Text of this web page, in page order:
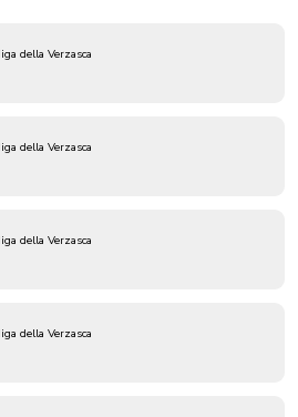
della Verzasca
della Verzasca
della Verzasca
della Verzasca